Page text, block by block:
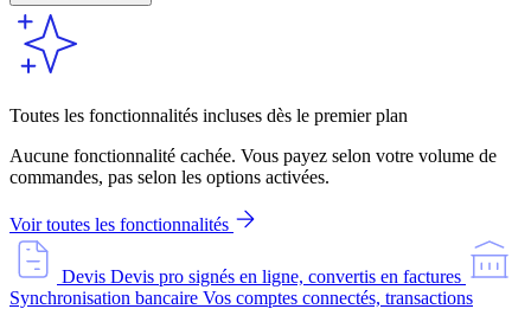
Toutes les fonctionnalités incluses dès le premier plan
Aucune fonctionnalité cachée. Vous payez selon votre volume de
commandes, pas selon les options activées.
Voir toutes les fonctionnalités
Devis Devis pro signés en ligne, convertis en factures
Synchronisation bancaire Vos comptes connectés, transactions